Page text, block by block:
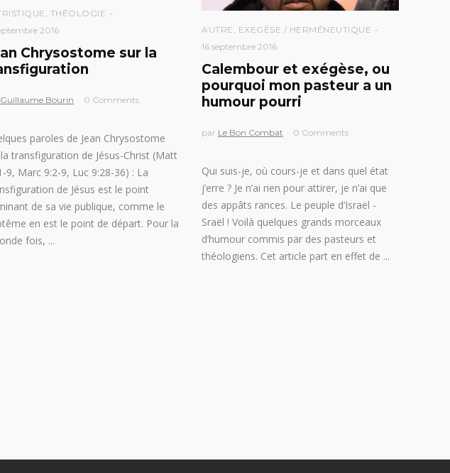
, THÉOLOGIE
2016
Chrysostome sur la
Guillaume Bourin 0 Comments
paroles de Jean Chrysostome
transfiguration de Jésus-Christ (Matt
9, Marc 9:2-9, Luc 9:28-36) : La
de Jésus est le point
de sa vie publique, comme le
en est le point de départ. Pour la
fois,
AUTRE , EXEGÈSE / HERMÉNEUTIQUE
16 septembre 2016
Calembour et exégèse, ou
pourquoi mon pasteur a un
humour pourri
par Le Bon Combat 0 Comments
Qui suis-je, où cours-je et dans quel état
j’erre ? Je n’ai rien pour attirer, je n’ai que
des appâts rances. Le peuple d’Israël -
Sraël ! Voilà quelques grands morceaux
d’humour commis par des pasteurs et
théologiens. Cet article part en effet de